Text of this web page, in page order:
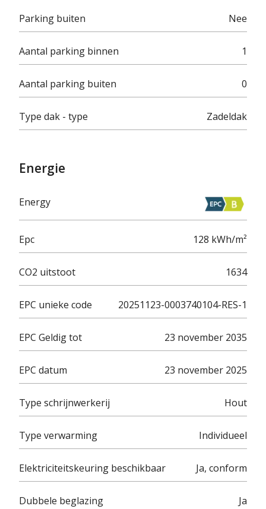
Parking buiten Nee
Aantal parking binnen 1
Aantal parking buiten 0
Type dak - type Zadeldak
Energie
Energy
Epc 128 kWh/m²
CO2 uitstoot 1634
EPC unieke code 20251123-0003740104-RES-1
EPC Geldig tot 23 november 2035
EPC datum 23 november 2025
Type schrijnwerkerij Hout
Type verwarming Individueel
Elektriciteitskeuring beschikbaar Ja, conform
Dubbele beglazing Ja